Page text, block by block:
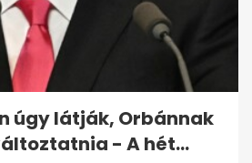
változás jön a
januártól - A
úgy látják, Orbánnak
- A hét...